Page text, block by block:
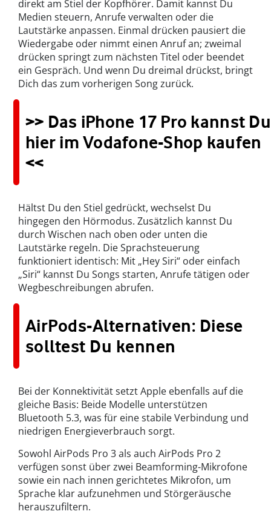
direkt am Stiel der Kopfhörer. Damit kannst Du
Medien steuern, Anrufe verwalten oder die
Lautstärke anpassen. Einmal drücken pausiert die
Wiedergabe oder nimmt einen Anruf an; zweimal
drücken springt zum nächsten Titel oder beendet
ein Gespräch. Und wenn Du dreimal drückst, bringt
Dich das zum vorherigen Song zurück.
>> Das iPhone 17 Pro kannst Du
hier im Vodafone-Shop kaufen
<<
Hältst Du den Stiel gedrückt, wechselst Du
hingegen den Hörmodus. Zusätzlich kannst Du
durch Wischen nach oben oder unten die
Lautstärke regeln. Die Sprachsteuerung
funktioniert identisch: Mit „Hey Siri“ oder einfach
„Siri“ kannst Du Songs starten, Anrufe tätigen oder
Wegbeschreibungen abrufen.
AirPods-Alternativen: Diese
solltest Du kennen
Bei der Konnektivität setzt Apple ebenfalls auf die
gleiche Basis: Beide Modelle unterstützen
Bluetooth 5.3, was für eine stabile Verbindung und
niedrigen Energieverbrauch sorgt.
Sowohl AirPods Pro 3 als auch AirPods Pro 2
verfügen sonst über zwei Beamforming-Mikrofone
sowie ein nach innen gerichtetes Mikrofon, um
Sprache klar aufzunehmen und Störgeräusche
herauszufiltern.